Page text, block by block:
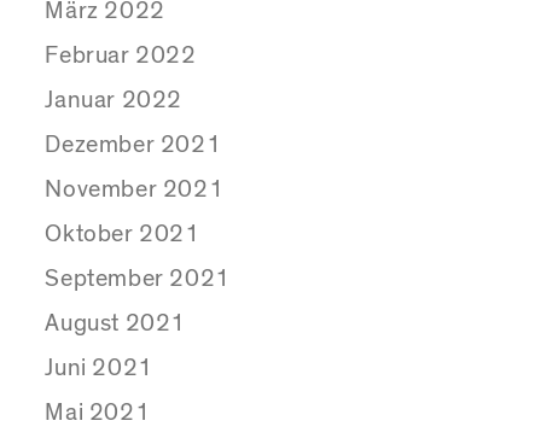
März 2022
Februar 2022
Januar 2022
Dezember 2021
November 2021
Oktober 2021
September 2021
August 2021
Juni 2021
Mai 2021